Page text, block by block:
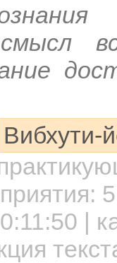
Вибхути-
5
|